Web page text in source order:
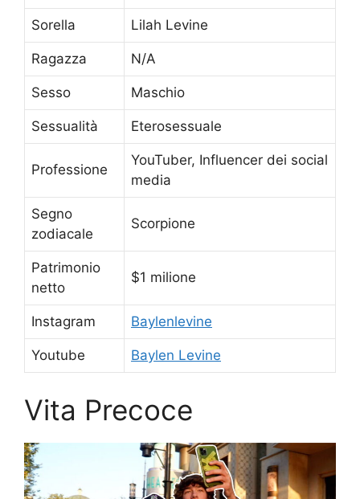
Sorella Lilah Levine
Ragazza N/A
Sesso Maschio
Sessualità Eterosessuale
Professione
YouTuber, Influencer dei social
media
Segno
zodiacale
Scorpione
Patrimonio
netto
$1 milione
Instagram Baylenlevine
Youtube Baylen Levine
Vita Precoce